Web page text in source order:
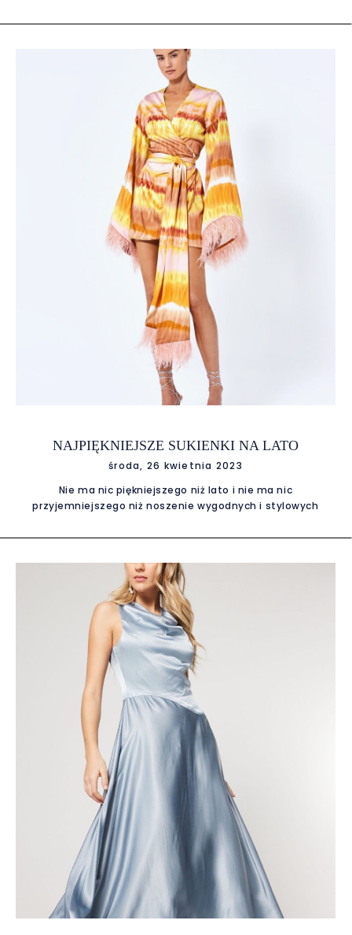
dopasowana do figury. Warto też pamiętać o tym, że nie
uroczystości. Przede wszystkim należy zwrócić uwagę na
fason sukienki. Dobrym wyborem są sukienki o klasycznym
kroju, np. na jedno ramię lub z dekoltem w serek. Możesz
zdecydować się na sukienkę o klasycznym kroju, np. w formie
litery A lub sukienkę o fasonie empire, która podkreśli talię i
delikatnie ukryje biodra. Warto wybrać sukienkę, która
podkreśli kobiece kształty i tuszuje mankamenty figury.
Kolejnym ważnym aspektem jest dobór koloru sukienki.
Najlepiej wybierać kolory stonowane, np. granatowy, czarny
czy szary. Warto unikać zbyt jaskrawych kolorów, które mogą
przyciągać zbyt dużą uwagę. W tym sezonie bardzo modne
są delikatne, pastelowe kolory, zwiewne tkaniny oraz koronki
NAJPIĘKNIEJSZE SUKIENKI NA LATO
środa, 26 kwietnia 2023
Nie ma nic piękniejszego niż lato i nie ma nic
przyjemniejszego niż noszenie wygodnych i stylowych
wiele modeli, które sprawią, że będziesz wyglądać nie tylko
Nasze letnie sukienki to połączenie wygody i elegancji.
Wykonane są z materiałów, które pozwalają skórze
oddychać, a jednocześnie prezentują się pięknie i
przyciągają uwagę Krótkie sukienki będą idealnym wyborem
na letnie dni, kiedy chcesz poczuć wiatr we włosach i mieć
wolność ruchów. Natomiast długie sukienki doskonale
sprawdzą się podczas wieczornych spacerów, kiedy chcesz
wyglądać elegancko, a jednocześnie czuć się swobodnie. W
naszej kolekcji znajdziesz wiele wzorów i kolorów, które z
pewnością zachwycą Cię swoim pięknem. Pastelowe
odcienie to klasyka, która nigdy nie wychodzi z mody i jest
idealnym wyborem na letnie dni. Kolorowe sukienki na la